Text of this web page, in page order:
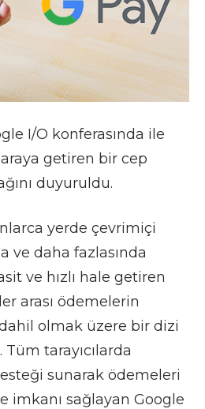
I/O konferasında ile
getiren bir cep
duyuruldu.
yerde çevrimiçi
ve daha fazlasında
ve hızlı hale getiren
arası ödemelerin
olmak üzere bir dizi
tarayıcılarda
sunarak ödemeleri
imkanı sağlayan Google